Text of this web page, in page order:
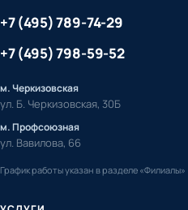
+7 (495) 789-74-29
+7 (495) 798-59-52
м. Черкизовская
ул. Б. Черкизовская, 30Б
м. Профсоюзная
ул. Вавилова, 66
График работы указан в разделе «Филиалы»